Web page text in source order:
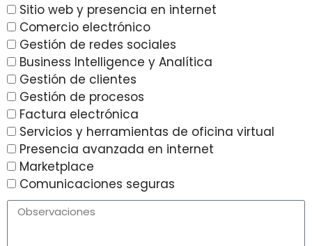
Sitio web y presencia en internet
Comercio electrónico
Gestión de redes sociales
Business Intelligence y Analítica
Gestión de clientes
Gestión de procesos
Factura electrónica
Servicios y herramientas de oficina virtual
Presencia avanzada en internet
Marketplace
Comunicaciones seguras